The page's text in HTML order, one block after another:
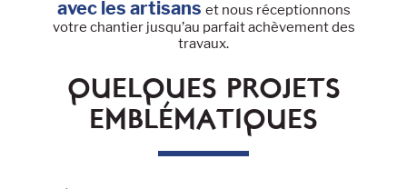
avec les artisans et nous réceptionnons
votre chantier jusqu’au parfait achèvement des
travaux.
QUELQUES PROJETS
EMBLÉMATIQUES